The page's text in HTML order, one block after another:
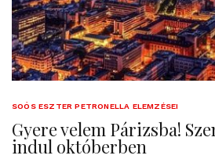
SOÓS ESZTER PETRONELLA ELEMZÉSEI
Gyere velem Párizsba!
indul októberben